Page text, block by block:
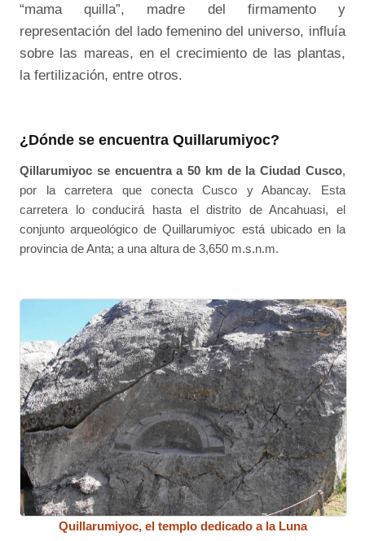
“mama quilla”, madre del firmamento y
representación del lado femenino del universo, influía
sobre las mareas, en el crecimiento de las plantas,
la fertilización, entre otros.
¿Dónde se encuentra Quillarumiyoc?
Qillarumiyoc se encuentra a 50 km de la Ciudad Cusco,
por la carretera que conecta Cusco y Abancay. Esta
carretera lo conducirá hasta el distrito de Ancahuasi, el
conjunto arqueológico de Quillarumiyoc está ubicado en la
provincia de Anta; a una altura de 3,650 m.s.n.m.
Quillarumiyoc, el templo dedicado a la Luna